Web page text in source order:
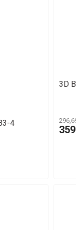
4
3D